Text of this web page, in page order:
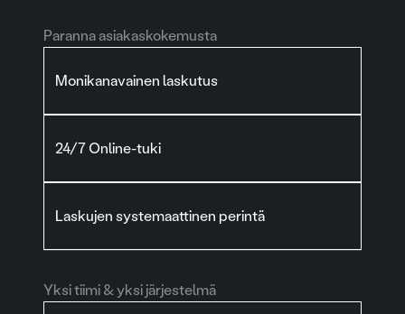
Paranna asiakaskokemusta
Monikanavainen laskutus
24/7 Online-tuki
Laskujen systemaattinen perintä
Yksi tiimi & yksi järjestelmä